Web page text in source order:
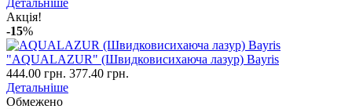
Акція!
-15%
"AQUALAZUR" (Швидковисихаюча лазур) Bayris
444.00 грн. 377.40 грн.
Детальніше
Обмежено